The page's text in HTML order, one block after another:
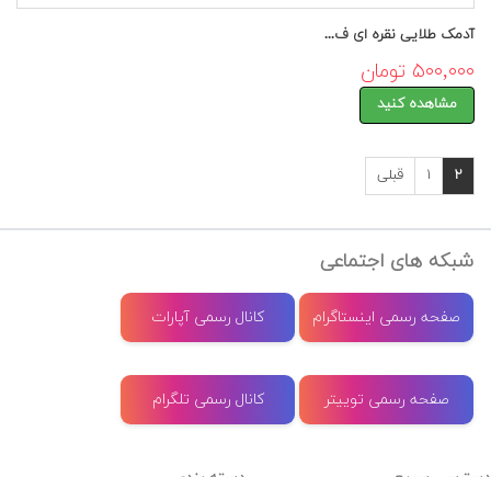
آدمک طلایی نقره ای ف...
۵۰۰,۰۰۰ تومان
مشاهده کنید
قبلی ۱ ۲
شبکه های اجتماعی
صفحه رسمی اینستاگرام کانال رسمی آپارات
صفحه رسمی توییتر کانال رسمی تلگرام